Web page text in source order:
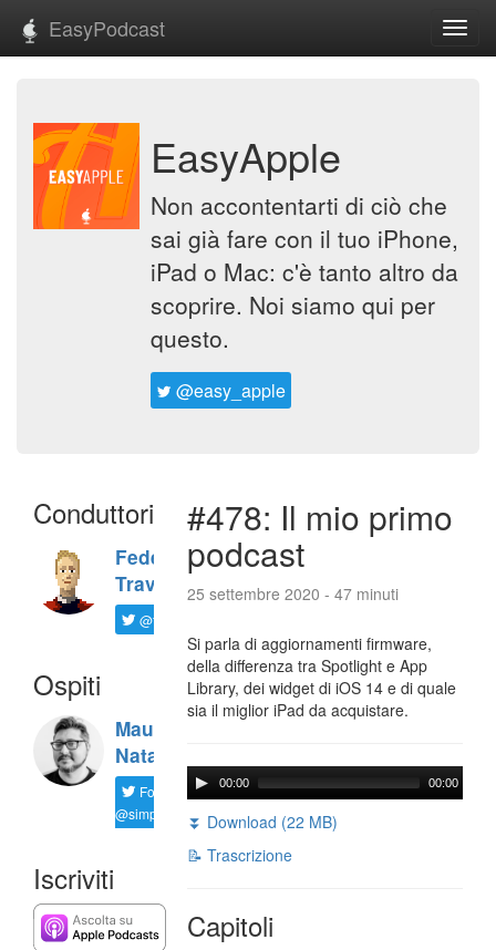
EasyPodcast
EasyApple
Non accontentarti di ciò che
sai già fare con il tuo iPhone,
iPad o Mac: c'è tanto altro da
scoprire. Noi siamo qui per
questo.
@easy_apple
Conduttori
Federico
Travaini
@ftrava
Ospiti
Maurizio
Natali
Follow
@simplemal
Iscriviti
#478: Il mio primo
podcast
25 settembre 2020 - 47 minuti
Si parla di aggiornamenti firmware,
della differenza tra Spotlight e App
Library, dei widget di iOS 14 e di quale
sia il miglior iPad da acquistare.
00:00 00:00
⏬ Download (22 MB)
📝 Trascrizione
Capitoli